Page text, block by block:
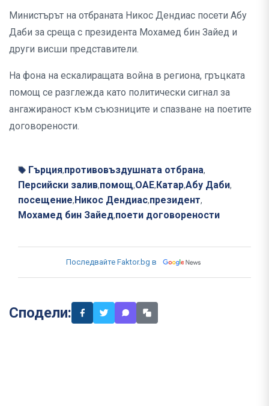
Министърът на отбраната Никос Дендиас посети Абу
Даби за среща с президента Мохамед бин Зайед и
други висши представители.
На фона на ескалиращата война в региона, гръцката
помощ се разглежда като политически сигнал за
ангажираност към съюзниците и спазване на поетите
договорености.
Гърция,противовъздушната отбрана,
Персийски залив,помощ,ОАЕ, Катар,Абу Даби,
посещение, Никос Дендиас,президент,
Мохамед бин Зайед,поети договорености
Последвайте Faktor.bg в
Сподели: